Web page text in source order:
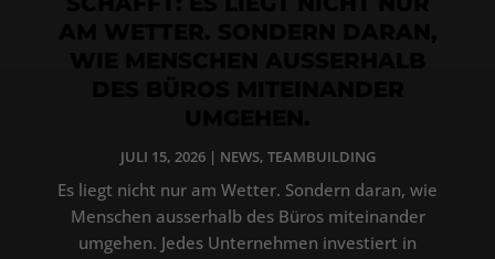
JULI 15, 2026| NEWS, TEAMBUILDING
Es liegt nicht nur am Wetter. Sondern daran, wie
Menschen ausserhalb des Büros miteinander
umgehen. Jedes Unternehmen investiert in